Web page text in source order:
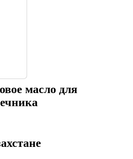
масло для